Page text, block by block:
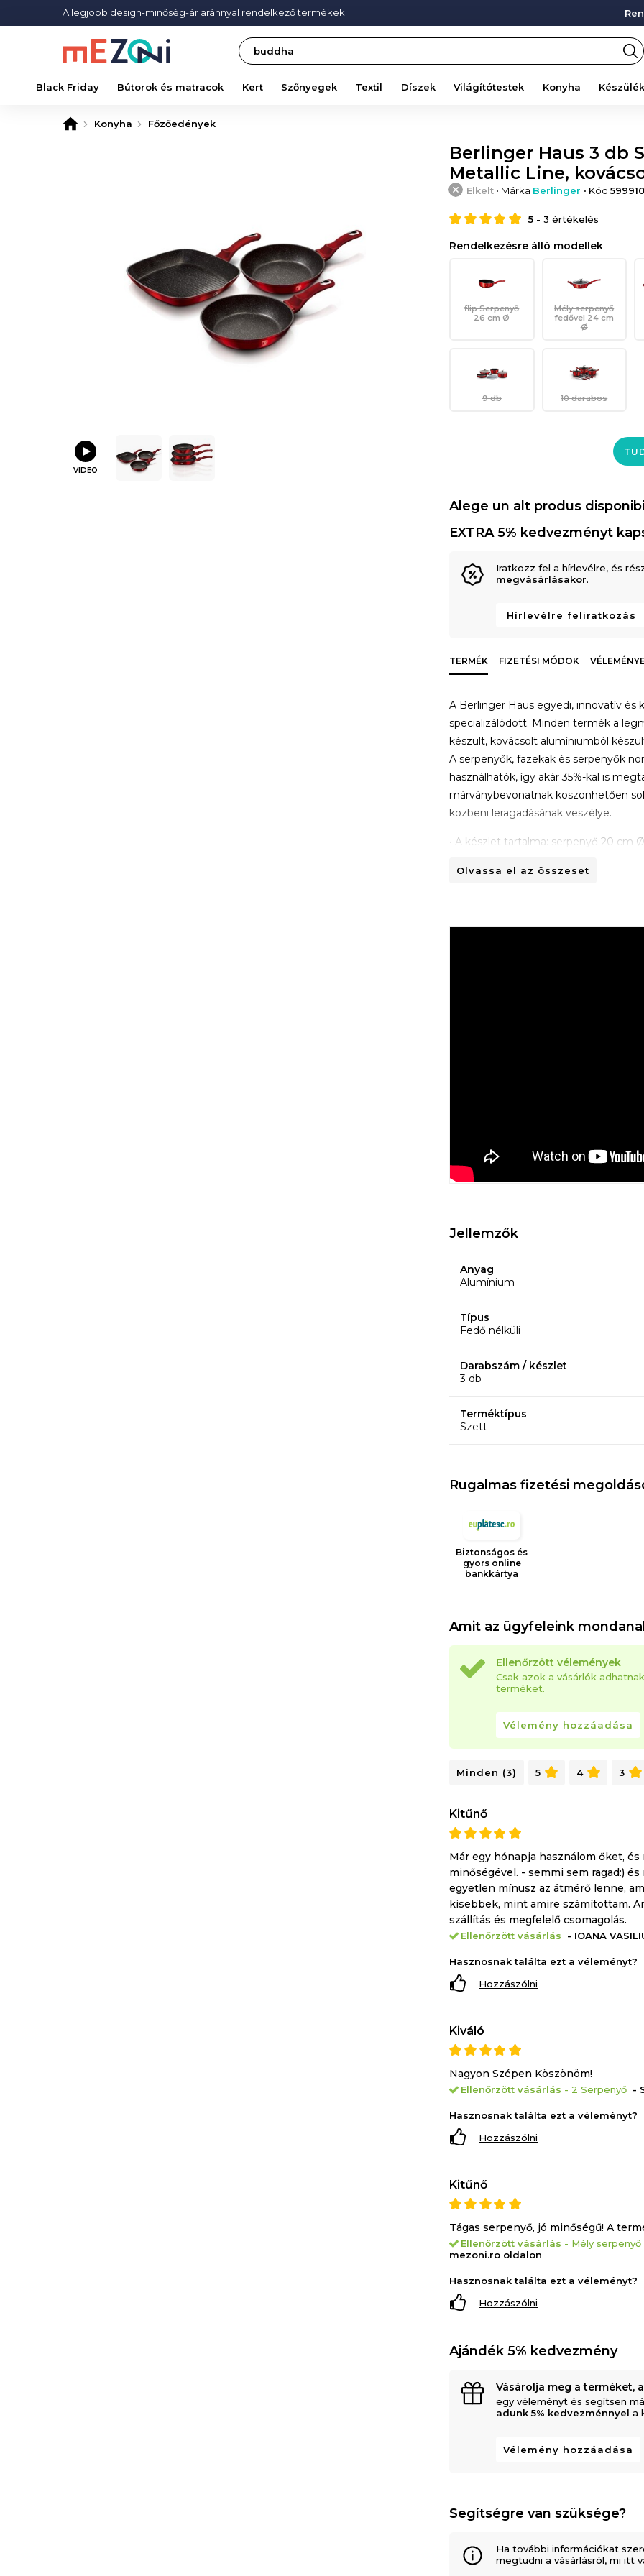
A legjobb design-minőség-ár aránnyal rendelkező termékek
Search
Black Friday Bútorok és matracok Kert Szőnyegek Textil Díszek Világítótestek Konyha
Konyha Főzőedények
VIDEO
Berlinger Haus 3 db
Metallic Line,
Elkelt • Márka Berlinger • Kód
5 -3 értékelés
Rendelkezésre álló modellek
flip Serpenyő
26 cm Ø
Mély serpenyő
fedővel 24 cm
Ø
9 db 10 darabos
Alege un alt produs
EXTRA 5% kedvezményt
Iratkozz fel a hírlevélre, és
megvásárlásakor.
Hírlevélre feliratkozás
TERMÉK FIZETÉSI MÓDOK
A Berlinger Haus egyedi, innovatív
specializálódott. Minden termék a
készült, kovácsolt alumíniumból
A serpenyők, fazekak és serpenyők
használhatók, így akár 35%-kal is
márványbevonatnak köszönhetően
közbeni leragadásának veszélye.
• A készlet tartalma: serpenyő 20 cm
• Test anyaga vastag kovácsolt
Olvassa el az összeset
Jellemzők
Anyag
Alumínium
Típus
Fedő nélküli
Darabszám / készlet
3 db
Terméktípus
Szett
Rugalmas fizetési
Biztonságos és
gyors online
bankkártya
Amit az ügyfeleink
Ellenőrzött vélemények
Csak azok a vásárlók
terméket.
Vélemény hozzáadása
Minden (3) 5 4 3
Kitűnő
Már egy hónapja használom őket,
minőségével. - semmi sem ragad:)
egyetlen mínusz az átmérő lenne,
kisebbek, mint amire számítottam.
szállítás és megfelelő csomagolás.
Ellenőrzött vásárlás - IOANA
Hasznosnak találta ezt a véleményt?
Hozzászólni
Kiváló
Nagyon Szépen Köszönöm!
Ellenőrzött vásárlás - 2 Serpenyő -
Hasznosnak találta ezt a véleményt?
Hozzászólni
Kitűnő
Tágas serpenyő, jó minőségű! A
Ellenőrzött vásárlás - Mély
mezoni.ro oldalon
Hasznosnak találta ezt a véleményt?
Hozzászólni
Ajándék 5% kedvezmény
Vásárolja meg a terméket,
egy véleményt és segítsen
adunk 5% kedvezménnyel a
Vélemény hozzáadása
Segítségre van szüksége?
Ha további információkat
megtudni a vásárlásról, mi itt